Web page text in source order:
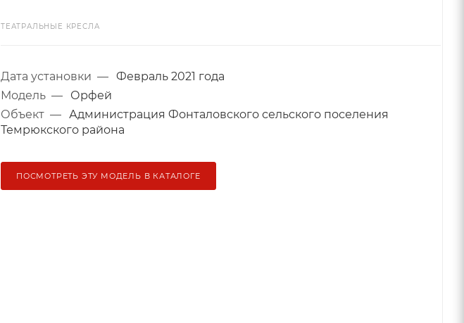
ТЕАТРАЛЬНЫЕ КРЕСЛА
Дата установки — Февраль 2021 года
Модель —
Орфей
Объект — Администрация Фонталовского сельского поселения
Темрюкского района
ПОСМОТРЕТЬ ЭТУ МОДЕЛЬ В КАТАЛОГЕ